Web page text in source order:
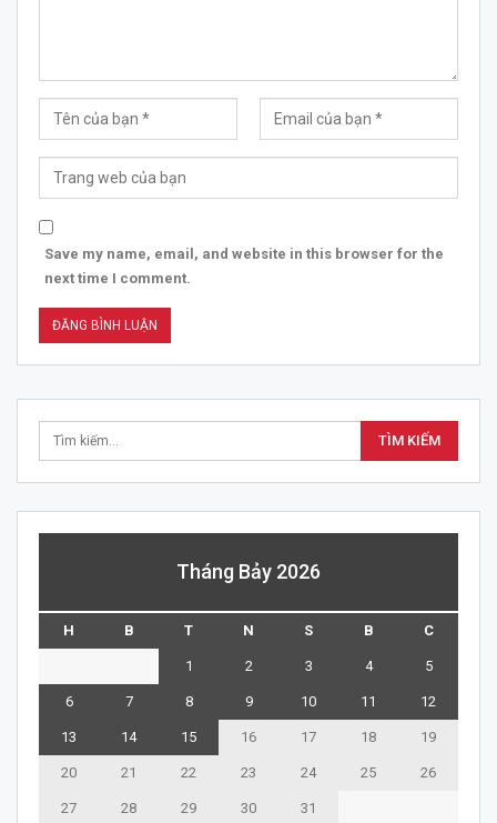
Save my name, email, and website in this browser for the
next time I comment.
Tháng Bảy 2026
H B T N S B C
1 2 3 4 5
6 7 8 9 10 11 12
13 14 15 16 17 18 19
20 21 22 23 24 25 26
27 28 29 30 31